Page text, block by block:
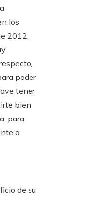
los
2012.
poder
tener
bien
para
a
de su